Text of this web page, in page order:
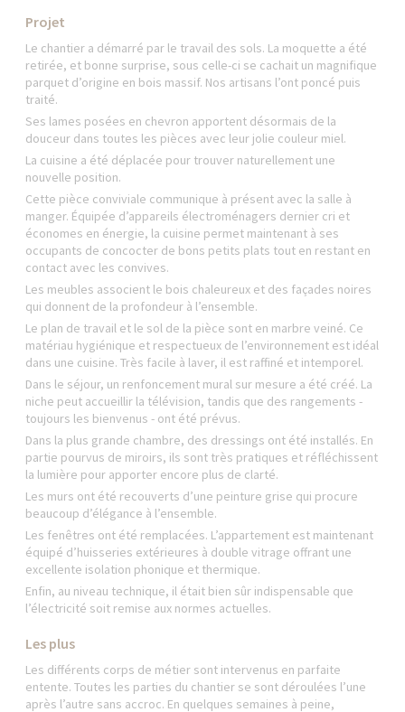
Projet
Le chantier a démarré par le travail des sols. La moquette a été
retirée, et bonne surprise, sous celle-ci se cachait un magnifique
parquet d’origine en bois massif. Nos artisans l’ont poncé puis
traité.
Ses lames posées en chevron apportent désormais de la
douceur dans toutes les pièces avec leur jolie couleur miel.
La cuisine a été déplacée pour trouver naturellement une
nouvelle position.
Cette pièce conviviale communique à présent avec la salle à
manger. Équipée d’appareils électroménagers dernier cri et
économes en énergie, la cuisine permet maintenant à ses
occupants de concocter de bons petits plats tout en restant en
contact avec les convives.
Les meubles associent le bois chaleureux et des façades noires
qui donnent de la profondeur à l’ensemble.
Le plan de travail et le sol de la pièce sont en marbre veiné. Ce
matériau hygiénique et respectueux de l’environnement est idéal
dans une cuisine. Très facile à laver, il est raffiné et intemporel.
Dans le séjour, un renfoncement mural sur mesure a été créé. La
niche peut accueillir la télévision, tandis que des rangements -
toujours les bienvenus - ont été prévus.
Dans la plus grande chambre, des dressings ont été installés. En
partie pourvus de miroirs, ils sont très pratiques et réfléchissent
la lumière pour apporter encore plus de clarté.
Les murs ont été recouverts d’une peinture grise qui procure
beaucoup d’élégance à l’ensemble.
Les fenêtres ont été remplacées. L’appartement est maintenant
équipé d’huisseries extérieures à double vitrage offrant une
excellente isolation phonique et thermique.
Enfin, au niveau technique, il était bien sûr indispensable que
l’électricité soit remise aux normes actuelles.
Les plus
Les différents corps de métier sont intervenus en parfaite
entente. Toutes les parties du chantier se sont déroulées l’une
après l’autre sans accroc. En quelques semaines à peine,